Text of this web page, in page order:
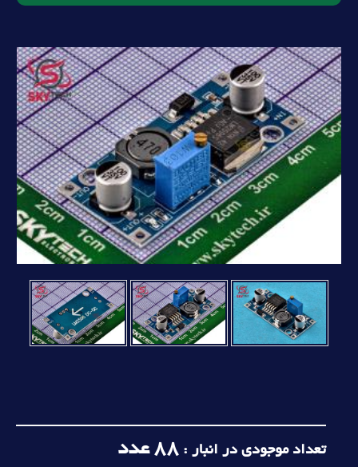
تعداد موجودی در انبار :88 عدد